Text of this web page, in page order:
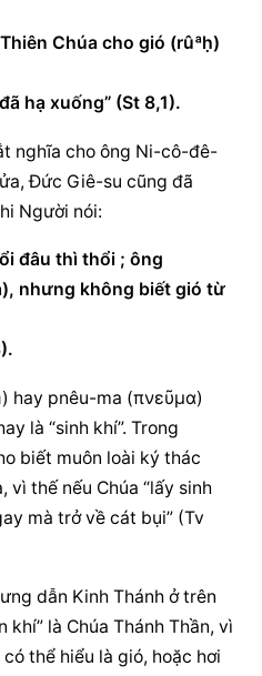
Chúa cho gió (rûªḥ)
hạ xuống” (St 8,1).
nghĩa cho ông Ni-cô-đê-
Đức Giê-su cũng đã
Người nói:
đâu thì thổi ; ông
nhưng không biết gió từ
là “sinh khí”. Trong
biết muôn loài ký thác
thế nếu Chúa “lấy sinh
mà trở về cát bụi” (Tv
dẫn Kinh Thánh ở trên
là Chúa Thánh Thần, vì
thể hiểu là gió, hoặc hơi